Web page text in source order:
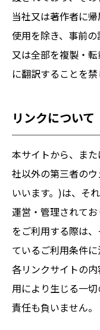
当社又は著作者に
使用を除き、事前
又は全部を複製・
に翻訳することを禁
リンクについて
本サイトから、ま
社以外の第三者の
いいます。)は、そ
運営・管理されて
をご利用する際は
ているご利用条件に
各リンクサイトの
用により生じる一
責任も負いません。